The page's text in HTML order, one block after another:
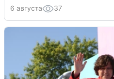
6 августа 37